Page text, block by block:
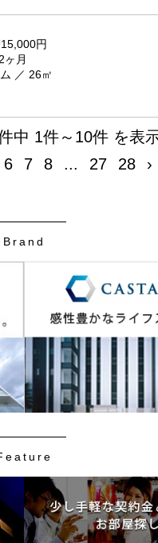
15,000円
ヶ月
／ 26㎡
中 1件～10件 を表
6 7 8 ... 27 28 ›
Brand